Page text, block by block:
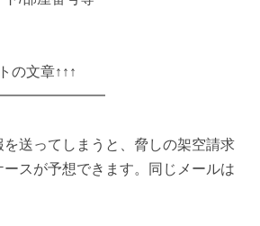
の文章↑↑↑
送ってしまうと、脅しの架空請求
スが予想できます。同じメールは